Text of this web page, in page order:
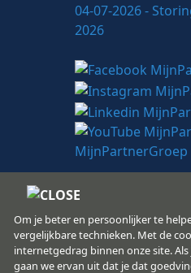
04-07-2026 -
2026
MijnPartnerGroep.nl
Om je beter en persoonlijker te
vergelijkbare technieken. Met de
internetgedrag binnen onze site.
gaan we ervan uit dat je dat